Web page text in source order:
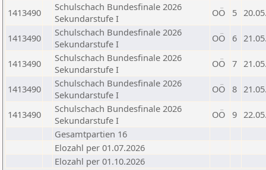
1413490
Schulschach Bundesfinale 2026
Sekundarstufe I
OÖ 5
1413490
Schulschach Bundesfinale 2026
Sekundarstufe I
OÖ 6
1413490
Schulschach Bundesfinale 2026
Sekundarstufe I
OÖ 7
1413490
Schulschach Bundesfinale 2026
Sekundarstufe I
OÖ 8
1413490
Schulschach Bundesfinale 2026
Sekundarstufe I
OÖ 9
Gesamtpartien 16
Elozahl per 01.07.2026
Elozahl per 01.10.2026